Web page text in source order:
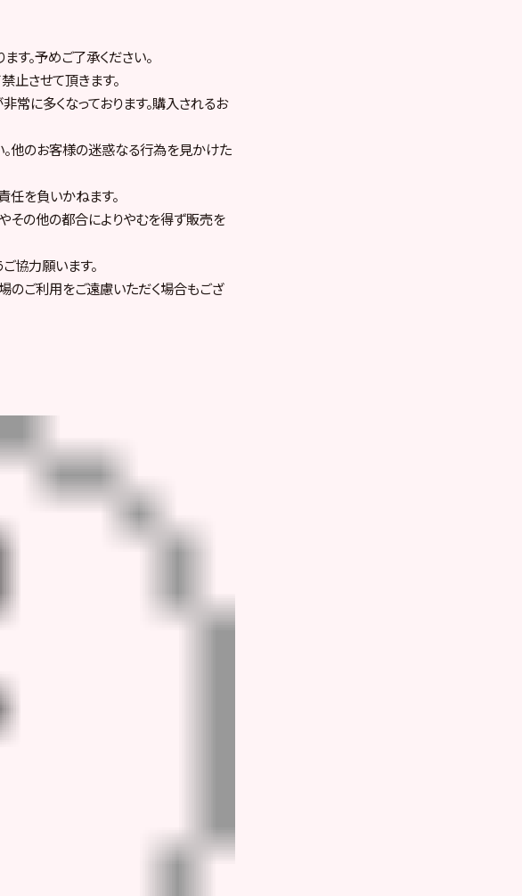
。予めご了承ください。
止させて頂きます。
に多くなっております。購入されるお
他のお客様の迷惑なる行為を見かけた
を負いかねます。
その他の都合によりやむを得ず販売を
協力願います。
ご利用をご遠慮いただく場合もござ